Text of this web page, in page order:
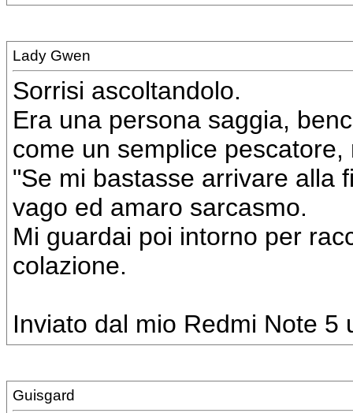
Lady Gwen
Sorrisi ascoltandolo.
Era una persona saggia,
come un semplice
"Se mi bastasse arrivare alla
vago ed amaro sarcasmo.
Mi guardai poi intorno per
colazione.
Inviato dal mio Redmi Note 5
Guisgard